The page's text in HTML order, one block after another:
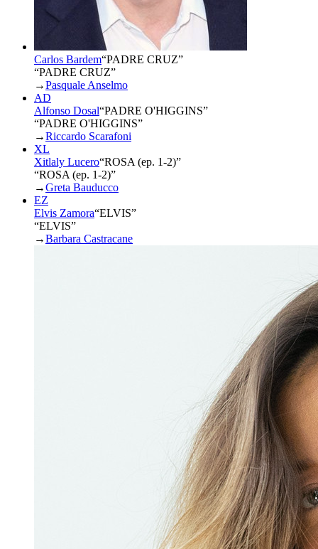
Carlos Bardem“PADRE CRUZ”
“PADRE CRUZ”
→Pasquale Anselmo
AD
Alfonso Dosal“PADRE O'HIGGINS”
“PADRE O'HIGGINS”
→Riccardo Scarafoni
XL
Xitlaly Lucero“ROSA (ep. 1-2)”
“ROSA (ep. 1-2)”
→Greta Bauducco
EZ
Elvis Zamora“ELVIS”
“ELVIS”
→Barbara Castracane